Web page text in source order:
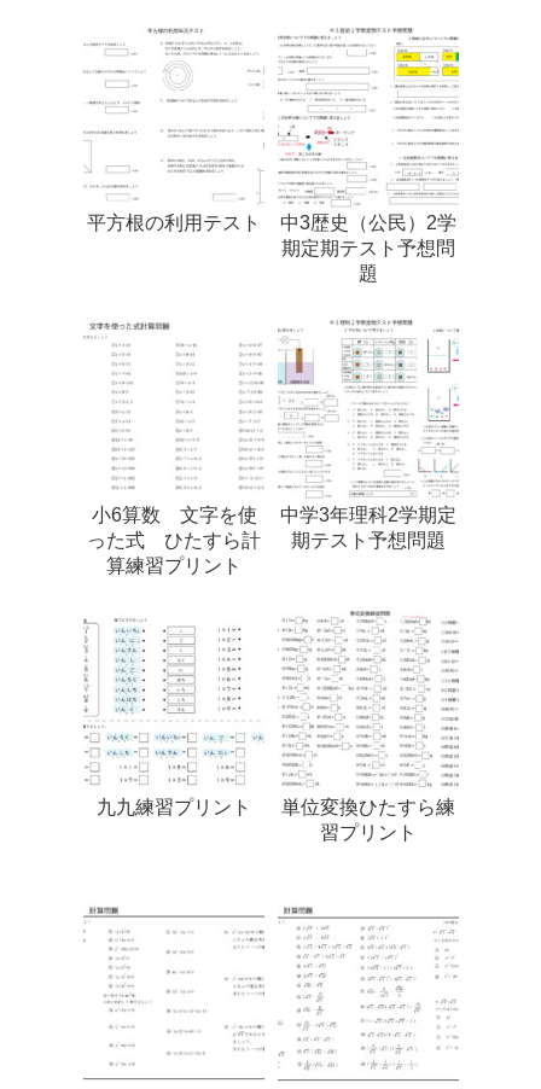
平方根の利用テスト
中3歴史（公民）2学
期定期テスト予想問
題
小6算数 文字を使
った式 ひたすら計
算練習プリント
中学3年理科2学期定
期テスト予想問題
九九練習プリント
単位変換ひたすら練
習プリント